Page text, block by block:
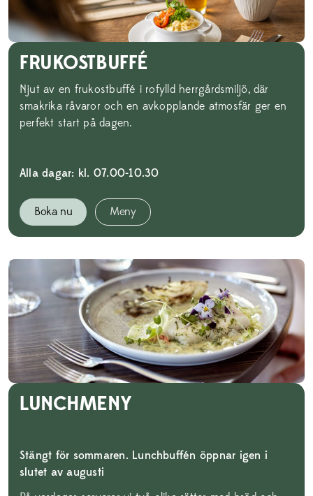
FRUKOSTBUFFÉ
Njut av en frukostbuffé i rofylld herrgårdsmiljö, där
smakrika råvaror och en avkopplande atmosfär ger en
perfekt start på dagen.
Alla dagar: kl. 07.00-10.30
Boka nu Meny
LUNCHMENY
Stängt för sommaren. Lunchbuffén öppnar igen i
slutet av augusti